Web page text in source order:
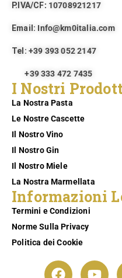
P.IVA/CF: 10708921217
Email: Info@km0italia.com
Tel: +39 393 052 2147
+39 333 472 7435
I Nostri
La Nostra Pasta
Le Nostre Cascette
Il Nostro Vino
Il Nostro Gin
Il Nostro Miele
La Nostra Marmellata
Informazioni
Termini e Condizioni
Norme Sulla Privacy
Politica dei Cookie